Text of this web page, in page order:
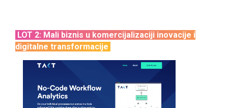
LOT 2: Mali biznis u komercijalizaciji inovacije i
digitalne transformacije